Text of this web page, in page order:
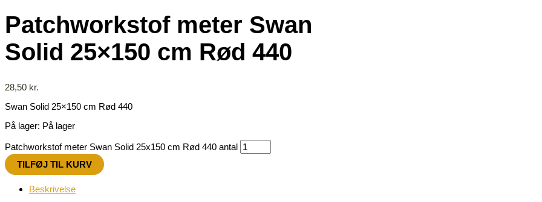
Patchworkstof meter Swan
Solid 25×150 cm Rød 440
28,50 kr.
Swan Solid 25×150 cm Rød 440
På lager: På lager
Patchworkstof meter Swan Solid 25x150 cm Rød 440 antal
TILFØJ TIL KURV
Beskrivelse